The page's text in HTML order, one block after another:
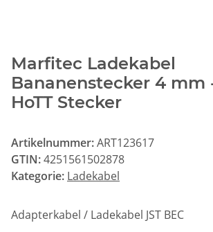
Marfitec Ladekabel
Bananenstecker 4 mm
HoTT Stecker
Artikelnummer:ART123617
GTIN:4251561502878
Kategorie: Ladekabel
Adapterkabel / Ladekabel JST BEC